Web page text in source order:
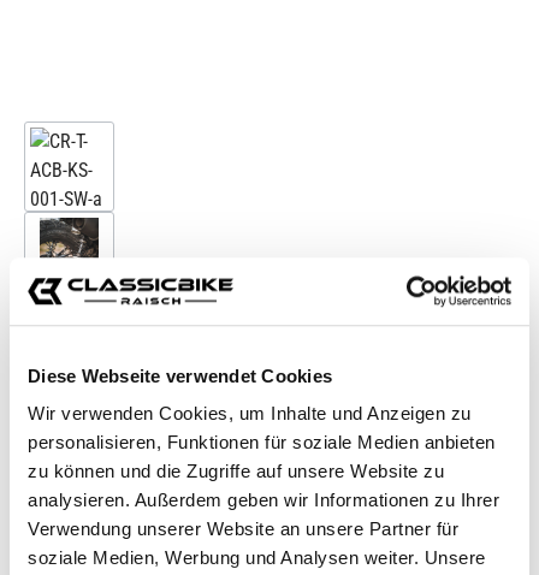
Diese Webseite verwendet Cookies
Wir verwenden Cookies, um Inhalte und Anzeigen zu
personalisieren, Funktionen für soziale Medien anbieten
zu können und die Zugriffe auf unsere Website zu
analysieren. Außerdem geben wir Informationen zu Ihrer
Verwendung unserer Website an unsere Partner für
soziale Medien, Werbung und Analysen weiter. Unsere